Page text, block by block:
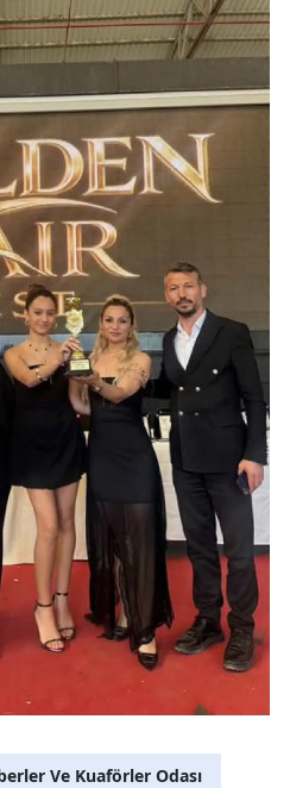
Ve Kuaförler Odası